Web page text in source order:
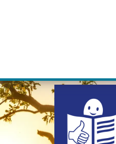
Visuelle
Assistenzsoftware
öffnen.
Mit
der
Tastatur